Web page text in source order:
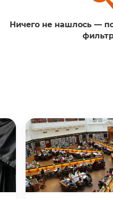
Ничего не нашлось —